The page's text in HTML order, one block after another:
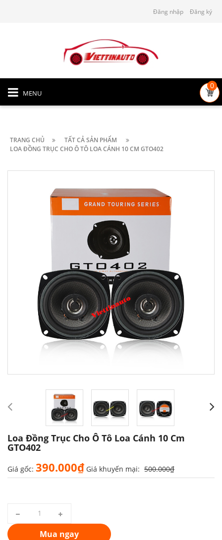
Đăng nhập Đăng ký
MENU
0
TRANG CHỦ
TẤT CẢ SẢN PHẨM
LOA ĐỒNG TRỤC CHO Ô TÔ LOA CÁNH 10 CM GTO402
Loa Đồng Trục Cho Ô Tô Loa Cánh 10 Cm
GTO402
Giá gốc: 390.000₫ Giá khuyến mại: 500.000₫
Mua ngay